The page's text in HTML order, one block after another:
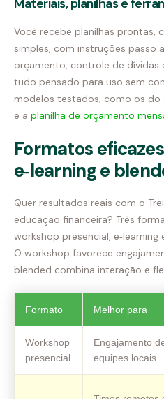
Materiais, planilhas e
Você recebe planilhas prontas,
simples, com instruções passo
orçamento, controle de
tudo pensado para uso sem
modelos testados, como os do
e a planilha de orçamento
Formatos
e‑learning e
Quer resultados reais com o
educação financeira? Três
workshop presencial,
O workshop favorece
blended combina interação e
Formato Melhor para
Workshop
presencial
Engajamento
equipes locais